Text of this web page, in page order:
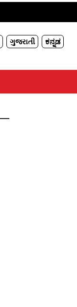
ગુજરાતી ಕನ್ನಡ